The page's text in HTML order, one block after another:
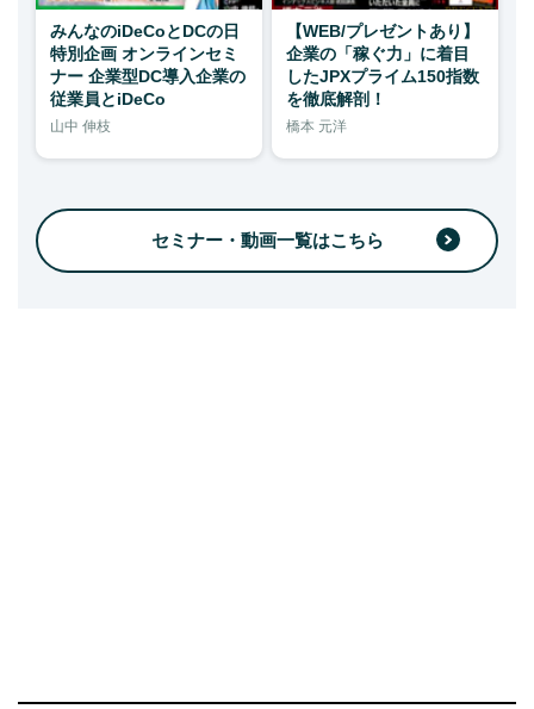
みんなのiDeCoとDCの日
特別企画 オンラインセミ
ナー 企業型DC導入企業の
従業員とiDeCo
山中 伸枝
【WEB/プレゼントあり】
企業の「稼ぐ力」に着目
したJPXプライム150指数
を徹底解剖！
橋本 元洋
セミナー・動画一覧はこちら